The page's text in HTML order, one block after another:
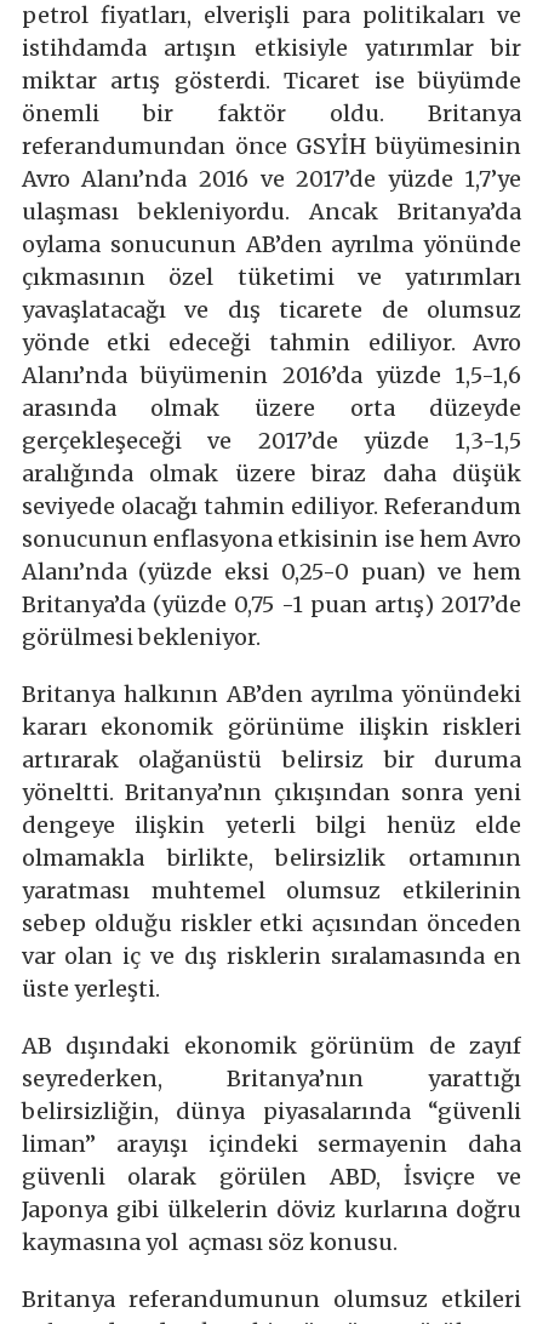
petrol fiyatları, elverişli para politikaları ve
istihdamda artışın etkisiyle yatırımlar bir
miktar artış gösterdi. Ticaret ise büyümde
önemli bir faktör oldu. Britanya
referandumundan önce GSYİH büyümesinin
Avro Alanı’nda 2016 ve 2017’de yüzde 1,7’ye
ulaşması bekleniyordu. Ancak Britanya’da
oylama sonucunun AB’den ayrılma yönünde
çıkmasının özel tüketimi ve yatırımları
yavaşlatacağı ve dış ticarete de olumsuz
yönde etki edeceği tahmin ediliyor. Avro
Alanı’nda büyümenin 2016’da yüzde 1,5-1,6
arasında olmak üzere orta düzeyde
gerçekleşeceği ve 2017’de yüzde 1,3-1,5
aralığında olmak üzere biraz daha düşük
seviyede olacağı tahmin ediliyor. Referandum
sonucunun enflasyona etkisinin ise hem Avro
Alanı’nda (yüzde eksi 0,25-0 puan) ve hem
Britanya’da (yüzde 0,75 -1 puan artış) 2017’de
görülmesi bekleniyor.
Britanya halkının AB’den ayrılma yönündeki
kararı ekonomik görünüme ilişkin riskleri
artırarak olağanüstü belirsiz bir duruma
yöneltti. Britanya’nın çıkışından sonra yeni
dengeye ilişkin yeterli bilgi henüz elde
olmamakla birlikte, belirsizlik ortamının
yaratması muhtemel olumsuz etkilerinin
sebep olduğu riskler etki açısından önceden
var olan iç ve dış risklerin sıralamasında en
üste yerleşti.
AB dışındaki ekonomik görünüm de zayıf
seyrederken, Britanya’nın yarattığı
belirsizliğin, dünya piyasalarında “güvenli
liman” arayışı içindeki sermayenin daha
güvenli olarak görülen ABD, İsviçre ve
Japonya gibi ülkelerin döviz kurlarına doğru
kaymasına yol açması söz konusu.
Britanya referandumunun olumsuz etkileri